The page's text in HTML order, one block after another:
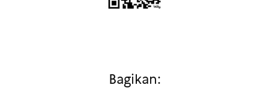
Bagikan: